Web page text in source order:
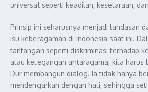
universal seperti keadilan, kesetaraan,
Prinsip ini seharusnya menjadi landasan
isu keberagaman di Indonesia saat ini.
tantangan seperti diskriminasi terhadap
atau ketegangan antaragama, kita harus
Dur membangun dialog. Ia tidak hanya
mendengarkan dengan hati, sehingga